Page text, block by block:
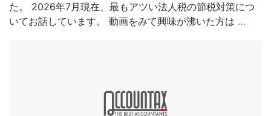
た。 2026年7月現在、最もアツい法人税の節税対策につ
いてお話しています。 動画をみて興味が沸いた方は …